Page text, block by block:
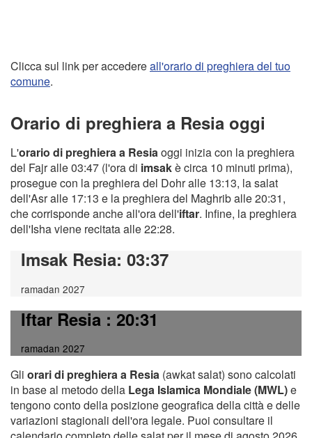
Clicca sul link per accedereall'orario di preghiera del tuo
comune.
Orario di preghiera a Resia oggi
L'orario di preghiera a Resiaoggi inizia con la preghiera
del Fajr alle 03:47 (l'ora di imsakè circa 10 minuti prima),
prosegue con la preghiera del Dohr alle 13:13, la salat
dell'Asr alle 17:13 e la preghiera del Maghrib alle 20:31,
che corrisponde anche all'ora dell'iftar. Infine, la preghiera
dell'Isha viene recitata alle 22:28.
Imsak Resia: 03:37
ramadan 2027
Iftar Resia: 20:31
ramadan 2027
Gli orari di preghiera a Resia (awkat salat) sono calcolati
in base al metodo della Lega Islamica Mondiale (MWL)e
tengono conto della posizione geografica della città e delle
variazioni stagionali dell'ora legale. Puoi consultare il